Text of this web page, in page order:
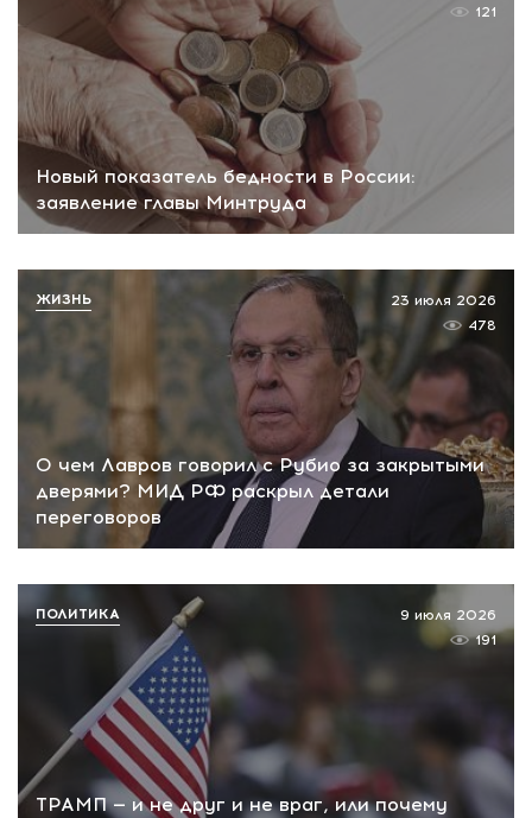
Новый показатель бедности в России:
заявление главы Минтруда
121
О чем Лавров говорил с Рубио за закрытыми
дверями? МИД РФ раскрыл детали
переговоров
23 июля 2026
478
ЖИЗНЬ
ТРАМП — и не друг и не враг, или почему
9 июля 2026
191
ПОЛИТИКА